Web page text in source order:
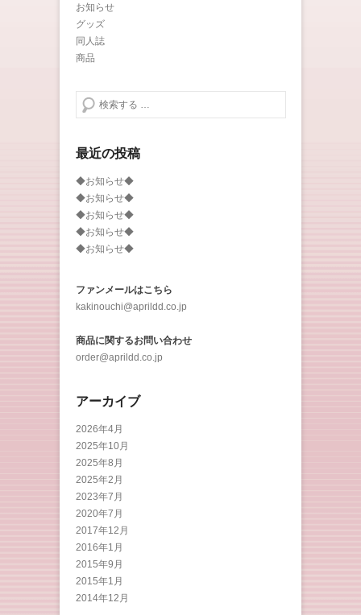
お知らせ
グッズ
同人誌
商品
検索する
最近の投稿
◆お知らせ◆
◆お知らせ◆
◆お知らせ◆
◆お知らせ◆
◆お知らせ◆
ファンメールはこちら
kakinouchi@aprildd.co.jp
商品に関するお問い合わせ
order@aprildd.co.jp
アーカイブ
2026年4月
2025年10月
2025年8月
2025年2月
2023年7月
2020年7月
2017年12月
2016年1月
2015年9月
2015年1月
2014年12月